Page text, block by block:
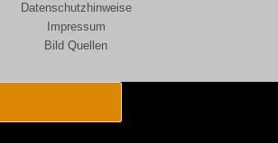
Datenschutzhinweise
Impressum
Bild Quellen